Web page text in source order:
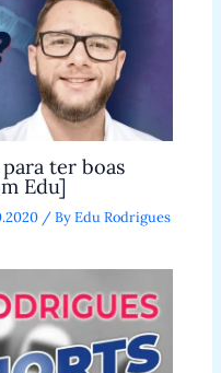
ter boas
Edu]
/ ByEdu Rodrigues